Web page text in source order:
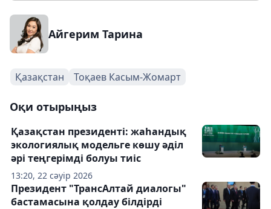
Айгерим Тарина
Қазақстан Тоқаев Касым-Жомарт
Оқи отырыңыз
13:20, 22 сәуір 2026
Қазақстан президенті: жаһандық
экологиялық модельге көшу әділ
әрі теңгерімді болуы тиіс
Президент "ТрансАлтай диалогы"
бастамасына қолдау білдірді